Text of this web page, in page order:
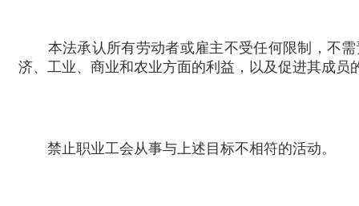
本法承认所有劳动者或雇主不受任何限制，不需
济、工业、商业和农业方面的利益，以及促进其成员
禁止职业工会从事与上述目标不相符的活动。